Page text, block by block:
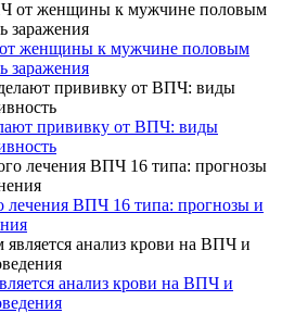
женщины к мужчине половым
заражения
прививку от ВПЧ: виды
лечения ВПЧ 16 типа: прогнозы и
анализ крови на ВПЧ и